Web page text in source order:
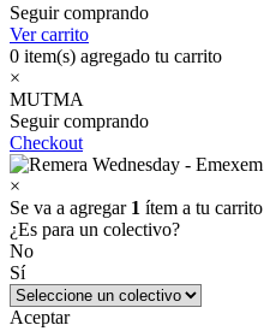
Seguir comprando
Ver carrito
0 item(s) agregado tu carrito
×
MUTMA
Seguir comprando
Checkout
×
Se va a agregar 1 ítem a tu carrito
¿Es para un colectivo?
No
Sí
Aceptar